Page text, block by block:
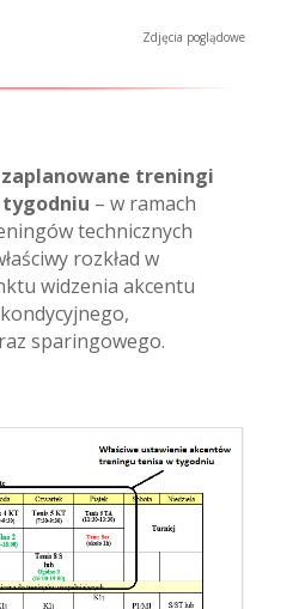
Zdjęcia poglądowe
zaplanowane treningi
– w ramach
technicznych
rozkład w
widzenia akcentu
sparingowego.